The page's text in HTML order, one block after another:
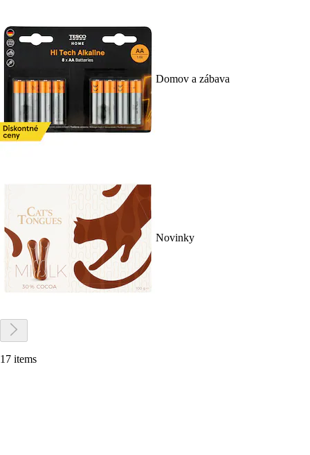
Domov a zábava
Novinky
17 items